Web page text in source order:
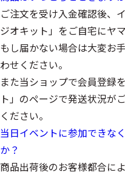
ご注文を受け入金確認後、
ジオキット」をご自宅にヤ
もし届かない場合は大変お
わせください。
また当ショップで会員登録
ト」のページで発送状況が
ください。
当日イベントに参加できな
か？
商品出荷後のお客様都合に